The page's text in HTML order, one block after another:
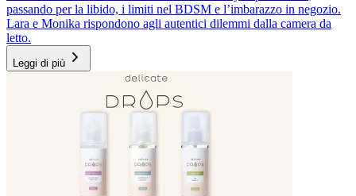
passando per la libido, i limiti nel BDSM e l’imbarazzo in negozio.
Lara e Monika rispondono agli autentici dilemmi dalla camera da
letto.
Leggi di più